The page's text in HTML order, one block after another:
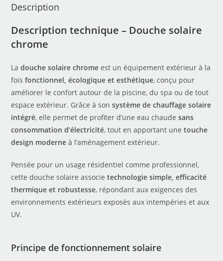
Description
Description technique – Douche solaire
chrome
Ladouche solaire chromeest un équipement extérieur à la
foisfonctionnel, écologique et esthétique, conçu pour
améliorer le confort autour de la piscine, duspa ou de tout
espace extérieur. Grâce à sonsystème de chauffage solaire
intégré, elle permet de profiter d’une eau chaudesans
consommation d’électricité, tout en apportant unetouche
design moderne à l’aménagement extérieur.
Pensée pour un usage résidentiel comme professionnel,
cette douche solaire associetechnologie simple, efficacité
thermique et robustesse, répondant aux exigences des
environnements extérieurs exposés aux intempéries et aux
UV.
Principe de fonctionnement solaire